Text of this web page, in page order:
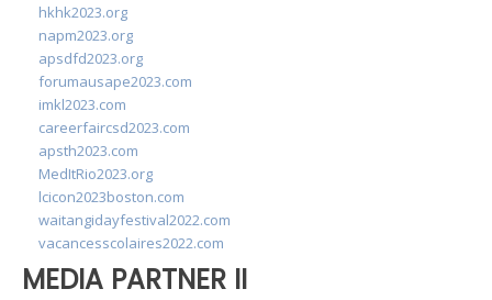
hkhk2023.org
napm2023.org
apsdfd2023.org
forumausape2023.com
imkl2023.com
careerfaircsd2023.com
apsth2023.com
MedItRio2023.org
lcicon2023boston.com
waitangidayfestival2022.com
vacancesscolaires2022.com
MEDIA PARTNER II